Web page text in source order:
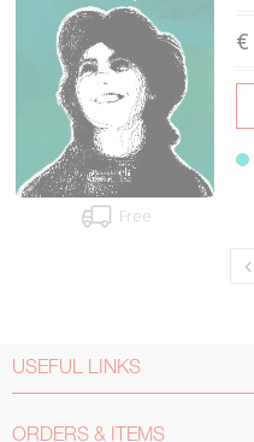
Free
USEFUL LINKS
ORDERS & ITEMS